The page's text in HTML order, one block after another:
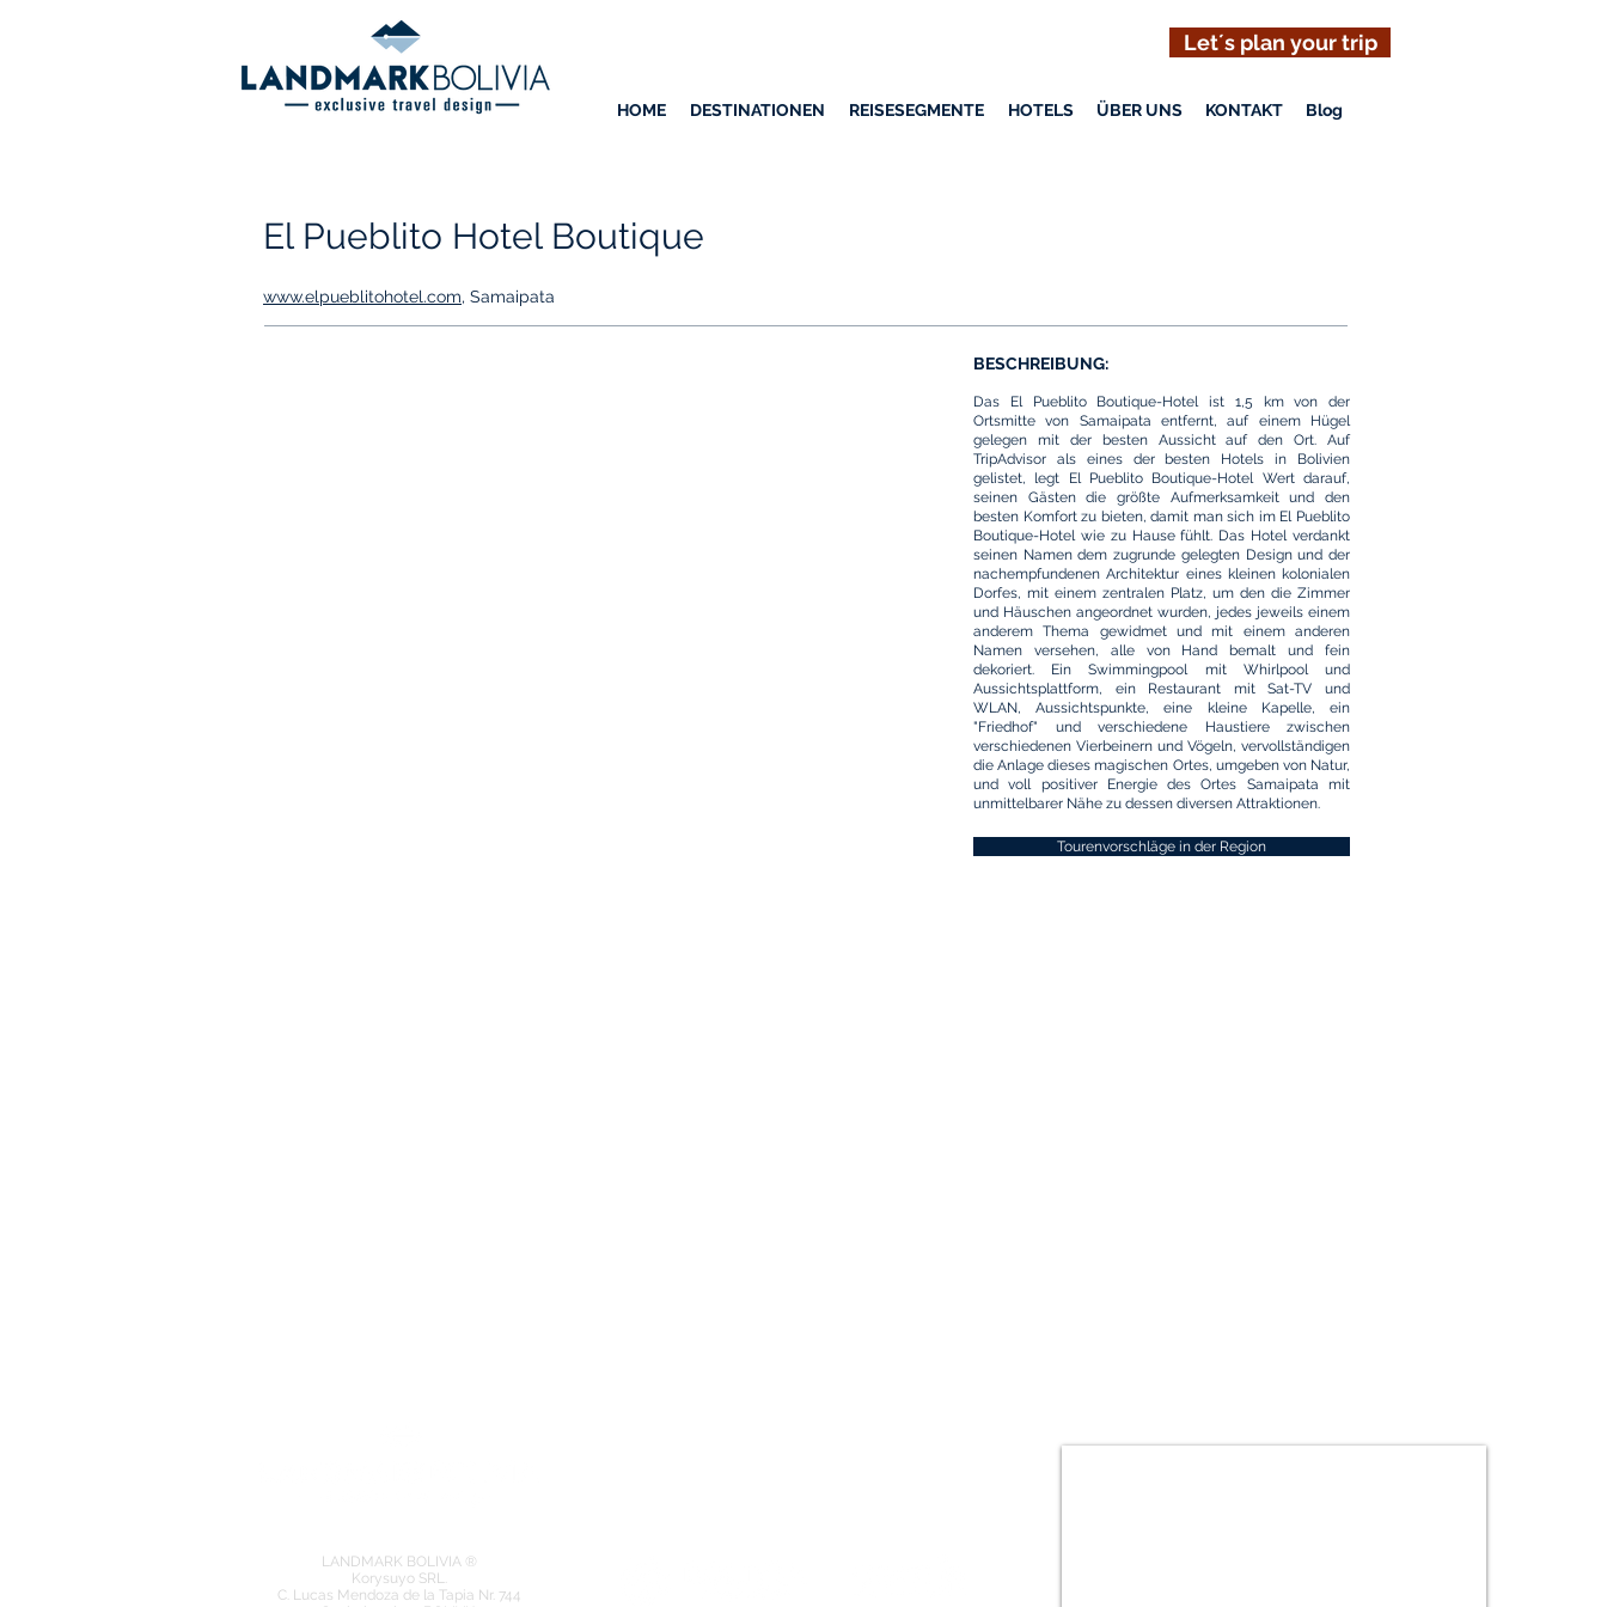
Let´s plan your trip
HOME DESTINATIONEN REISESEGMENTE HOTELS ÜBER UNS KONTAKT Blog
El Pueblito Hotel Boutique
www.elpueblitohotel.com, Samaipata
BESCHREIBUNG:
Das El Pueblito Boutique-Hotel ist 1,5 km von der
Ortsmitte von Samaipata entfernt, auf einem Hügel
gelegen mit der besten Aussicht auf den Ort. Auf
TripAdvisor als eines der besten Hotels in Bolivien
gelistet, legt El Pueblito Boutique-Hotel Wert darauf,
seinen Gästen die größte Aufmerksamkeit und den
besten Komfort zu bieten, damit man sich im El Pueblito
Boutique-Hotel wie zu Hause fühlt. Das Hotel verdankt
seinen Namen dem zugrunde gelegten Design und der
nachempfundenen Architektur eines kleinen kolonialen
Dorfes, mit einem zentralen Platz, um den die Zimmer
und Häuschen angeordnet wurden, jedes jeweils einem
anderem Thema gewidmet und mit einem anderen
Namen versehen, alle von Hand bemalt und fein
dekoriert. Ein Swimmingpool mit Whirlpool und
Aussichtsplattform, ein Restaurant mit Sat-TV und
WLAN, Aussichtspunkte, eine kleine Kapelle, ein
"Friedhof" und verschiedene Haustiere zwischen
verschiedenen Vierbeinern und Vögeln, vervollständigen
die Anlage dieses magischen Ortes, umgeben von Natur,
und voll positiver Energie des Ortes Samaipata mit
unmittelbarer Nähe zu dessen diversen Attraktionen.
Tourenvorschläge in der Region
LANDMARK BOLIVIA ®
Korysuyo SRL.
C. Lucas Mendoza de la Tapia Nr. 744